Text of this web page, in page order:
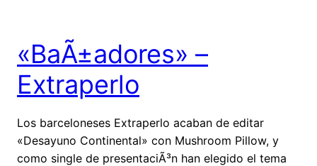
«BaÃ±adores» –
Extraperlo
Los barceloneses Extraperlo acaban de editar
«Desayuno Continental» con Mushroom Pillow, y
como single de presentaciÃ³n han elegido el tema